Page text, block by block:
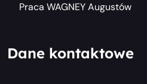
Praca WAGNEY Augustów
Dane kontaktowe